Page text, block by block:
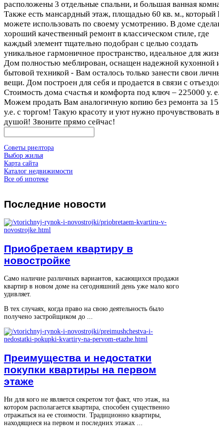
расположены 3 отдельные спальни, и большая ванная
Также есть мансардный этаж, площадью 60 кв. м.,
можете использовать по своему усмотрению. В доме
хороший качественный ремонт в классическом стиле, где
каждый элемент тщательно подобран с целью создать
уникальное гармоничное пространство, идеальное для
Дом полностью меблирован, оснащен надежной кухонной
бытовой техникой - Вам осталось только занести свои
вещи. Дом построен для себя и продается в связи с
Стоимость дома счастья и комфорта под ключ – 225000 у.
Можем продать Вам аналогичную копию без ремонта за
у.е. с торгом! Такую красоту и уют нужно прочувствовать
душой! Звоните прямо сейчас!
Советы риелтора
Выбор жилья
Карта сайта
Каталог недвижимости
Все об ипотеке
Последние новости
Приобретаем квартиру в
новостройке
Само наличие различных вариантов, касающихся продажи
квартир в новом доме на сегодняшний день уже мало кого
удивляет.
В тех случаях, когда право на свою деятельность было
получено застройщиком до ...
Преимущества и недостатки
покупки квартиры на первом
этаже
Ни для кого не является секретом тот факт, что этаж, на
котором располагается квартира, способен существенно
отражаться на ее стоимости. Традиционно квартиры,
находящиеся на первом и последних этажах ...